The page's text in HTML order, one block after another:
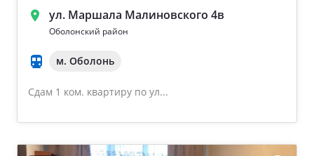
ул. Маршала Малиновского 4в
Оболонский район
м. Оболонь
Сдам 1 ком. квартиру по ул...